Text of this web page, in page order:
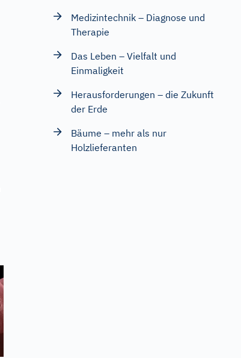
Medizintechnik – Diagnose und
Therapie
Das Leben – Vielfalt und
Einmaligkeit
Herausforderungen – die Zukunft
der Erde
Bäume – mehr als nur
Holzlieferanten